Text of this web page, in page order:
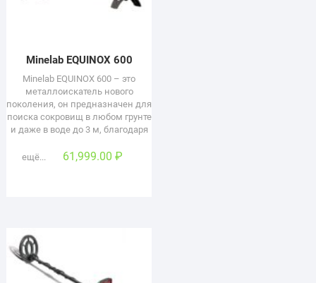
Minelab EQUINOX 600
Minelab EQUINOX 600 – это
металлоискатель нового
поколения, он предназначен для
поиска сокровищ в любом грунте
и даже в воде до 3 м, благодаря
ещё... 61,999.00 ₽